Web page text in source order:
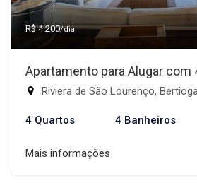
R$ 4.200/dia
Apartamento para Alugar com
Riviera de São Lourenço,
4 Quartos 4 Banheiros
Mais informações